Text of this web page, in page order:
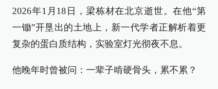
2026年1月18日，梁栋材在北京逝世。在他“第
一锄”开垦出的土地上，新一代学者正解析着更
复杂的蛋白质结构，实验室灯光彻夜不息。
他晚年时曾被问：一辈子啃硬骨头，累不累？